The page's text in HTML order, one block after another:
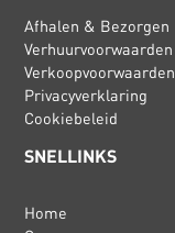
Afhalen & Bezorgen
Verhuurvoorwaarden
Verkoopvoorwaarden
Privacyverklaring
Cookiebeleid
SNELLINKS
Home